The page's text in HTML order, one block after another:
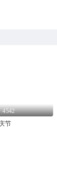
4542
节